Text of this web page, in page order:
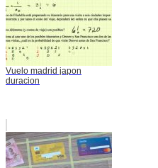
Vuelo madrid japon
duracion